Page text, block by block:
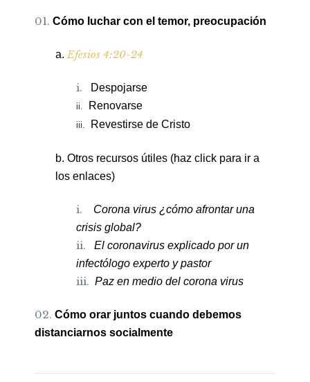
Cómo luchar con el temor, preocupación
a. Efesios 4:20-24
i. Despojarse
ii. Renovarse
iii. Revestirse de Cristo
b. Otros recursos útiles (haz click para ir a
los enlaces)
i.
Corona virus ¿cómo afrontar una
crisis global?
ii. El coronavirus explicado por un
infectólogo experto y pastor
iii. Paz en medio del corona virus
Cómo orar juntos cuando debemos
distanciarnos socialmente